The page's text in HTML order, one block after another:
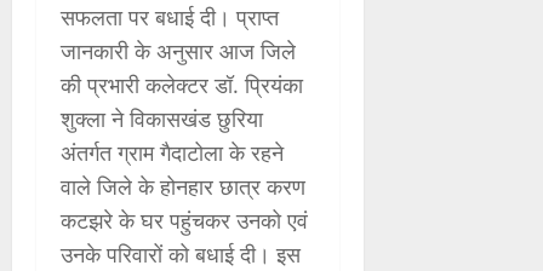
सफलता पर बधाई दी। प्राप्त
जानकारी के अनुसार आज जिले
की प्रभारी कलेक्टर डॉ. प्रियंका
शुक्ला ने विकासखंड छुरिया
अंतर्गत ग्राम गैदाटोला के रहने
वाले जिले के होनहार छात्र करण
कटझरे के घर पहुंचकर उनको एवं
उनके परिवारों को बधाई दी। इस